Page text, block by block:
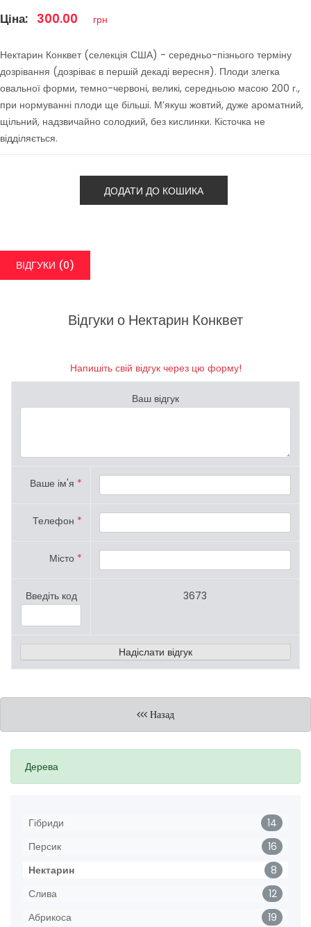
Дерева
Гібриди
14
Персик
16
Нектарин
8
Слива
12
Абрикоса
19
Ціна: 300.00 грн
Нектарин Конквет (селекція США) - середньо-пізнього терміну
дозрівання (дозріває в першій декаді вересня). Плоди злегка
овальної форми, темно-червоні, великі, середньою масою 200 г.,
при нормуванні плоди ще більші. Мʼякуш жовтий, дуже ароматний,
щільний, надзвичайно солодкий, без кислинки. Кісточка не
відділяється.
ДОДАТИ ДО КОШИКА
ВІДГУКИ (0)
Відгуки о Нектарин Конквет
Напишіть свій відгук через цю форму!
Ваш відгук
Ваше ім'я *
Телефон *
Місто *
Введіть код 3673
Назад